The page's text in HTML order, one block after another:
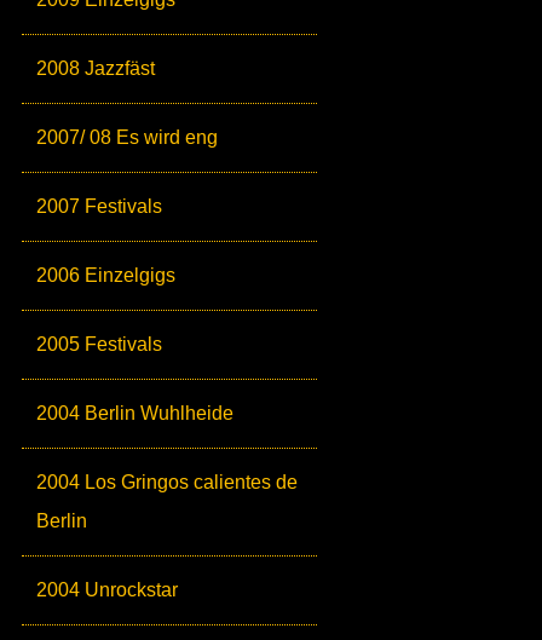
2008 Jazzfäst
2007/ 08 Es wird eng
2007 Festivals
2006 Einzelgigs
2005 Festivals
2004 Berlin Wuhlheide
2004 Los Gringos calientes de
Berlin
2004 Unrockstar